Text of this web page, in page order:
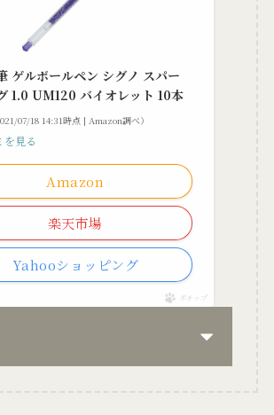
ゲルボールペン シグノ スパー
1.0 UM120 バイオレット 10本
07/18 14:31時点 | Amazon調べ）
を見る
Amazon
楽天市場
Yahooショッピング
ポチップ